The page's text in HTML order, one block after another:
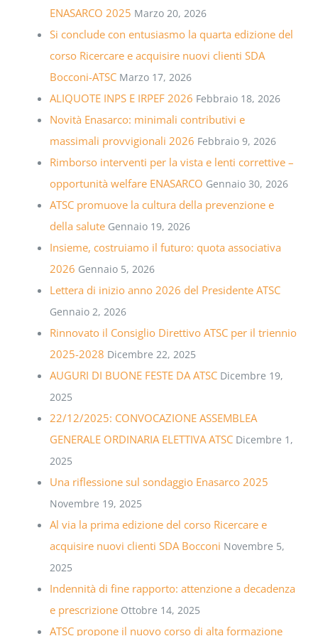
ENASARCO 2025 Marzo 20, 2026
Si conclude con entusiasmo la quarta edizione del
corso Ricercare e acquisire nuovi clienti SDA
Bocconi-ATSC Marzo 17, 2026
ALIQUOTE INPS E IRPEF 2026 Febbraio 18, 2026
Novità Enasarco: minimali contributivi e
massimali provvigionali 2026 Febbraio 9, 2026
Rimborso interventi per la vista e lenti correttive –
opportunità welfare ENASARCO Gennaio 30, 2026
ATSC promuove la cultura della prevenzione e
della salute Gennaio 19, 2026
Insieme, costruiamo il futuro: quota associativa
2026 Gennaio 5, 2026
Lettera di inizio anno 2026 del Presidente ATSC
Gennaio 2, 2026
Rinnovato il Consiglio Direttivo ATSC per il triennio
2025-2028 Dicembre 22, 2025
AUGURI DI BUONE FESTE DA ATSC Dicembre 19,
2025
22/12/2025: CONVOCAZIONE ASSEMBLEA
GENERALE ORDINARIA ELETTIVA ATSC Dicembre 1,
2025
Una riflessione sul sondaggio Enasarco 2025
Novembre 19, 2025
Al via la prima edizione del corso Ricercare e
acquisire nuovi clienti SDA Bocconi Novembre 5,
2025
Indennità di fine rapporto: attenzione a decadenza
e prescrizione Ottobre 14, 2025
ATSC propone il nuovo corso di alta formazione